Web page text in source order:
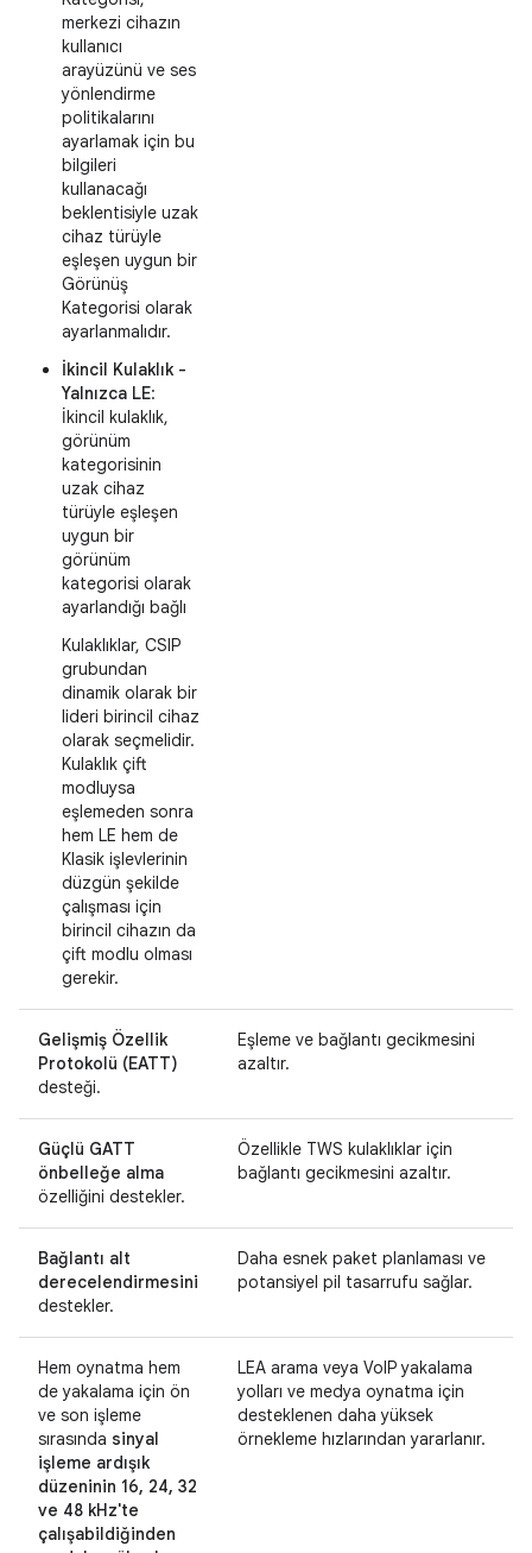
merkezi cihazın
kullanıcı
arayüzünü ve ses
yönlendirme
politikalarını
ayarlamak için bu
bilgileri
kullanacağı
beklentisiyle uzak
cihaz türüyle
eşleşen uygun bir
Görünüş
Kategorisi olarak
ayarlanmalıdır.
İkincil Kulaklık -
Yalnızca LE:
İkincil kulaklık,
görünüm
kategorisinin
uzak cihaz
türüyle eşleşen
uygun bir
görünüm
kategorisi olarak
ayarlandığı bağlı
Kulaklıklar, CSIP
grubundan
dinamik olarak bir
lideri birincil cihaz
olarak seçmelidir.
Kulaklık çift
modluysa
eşlemeden sonra
hem LE hem de
Klasik işlevlerinin
düzgün şekilde
çalışması için
birincil cihazın da
çift modlu olması
gerekir.
Gelişmiş Özellik
Protokolü (EATT)
desteği.
Eşleme ve bağlantı gecikmesini
azaltır.
Güçlü GATT
önbelleğe alma
özelliğini destekler.
Özellikle TWS kulaklıklar için
bağlantı gecikmesini azaltır.
Bağlantı alt
derecelendirmesini
destekler.
Daha esnek paket planlaması ve
potansiyel pil tasarrufu sağlar.
Hem oynatma hem
de yakalama için ön
ve son işleme
sırasında sinyal
işleme ardışık
düzeninin 16, 24, 32
ve 48 kHz'te
çalışabildiğinden
LEA arama veya VoIP yakalama
yolları ve medya oynatma için
desteklenen daha yüksek
örnekleme hızlarından yararlanır.